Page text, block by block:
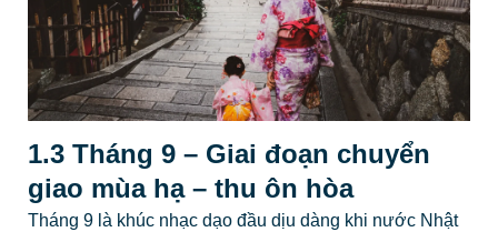
1.3 Tháng 9 – Giai đoạn chuyển
giao mùa hạ – thu ôn hòa
Tháng 9 là khúc nhạc dạo đầu dịu dàng khi nước Nhật